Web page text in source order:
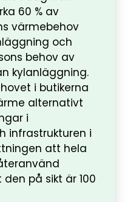
60 % av
värmebehov
och
behov av
kylanläggning.
i butikerna
alternativt
i
infrastrukturen i
att hela
på sikt är 100